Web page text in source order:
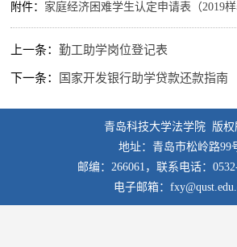
附件： 家庭经济困难学生认定申请表（2019
上一条： 勤工助学岗位登记表
下一条： 国家开发银行助学贷款还款指南
青岛科技大学法学院 版权
地址：青岛市松岭路99
邮编：266061，联系电话：
电子邮箱：